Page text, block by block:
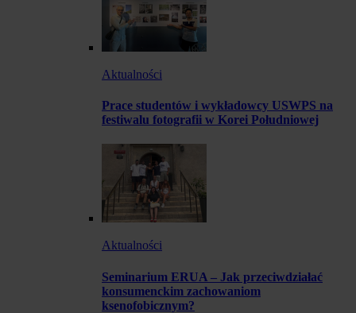
Aktualności
Prace studentów i wykładowcy USWPS na
festiwalu fotografii w Korei Południowej
Aktualności
Seminarium ERUA – Jak przeciwdziałać
konsumenckim zachowaniom
ksenofobicznym?